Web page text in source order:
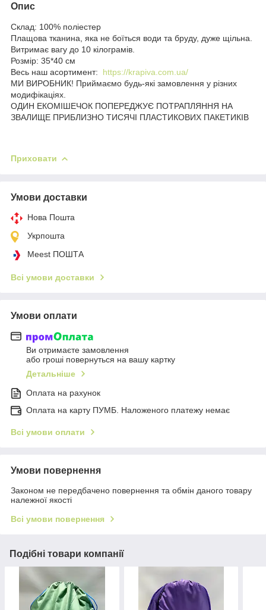
Опис
Склад: 100% поліестер
Плащова тканина, яка не боїться води та бруду, дуже щільна.
Витримає вагу до 10 кілограмів.
Розмір: 35*40 см
Весь наш асортимент: https://krapiva.com.ua/
МИ ВИРОБНИК! Приймаємо будь-які замовлення у різних
модифікаціях.
ОДИН ЕКОМІШЕЧОК ПОПЕРЕДЖУЄ ПОТРАПЛЯННЯ НА
ЗВАЛИЩЕ ПРИБЛИЗНО ТИСЯЧІ ПЛАСТИКОВИХ ПАКЕТИКІВ
Приховати
Умови доставки
Нова Пошта
Укрпошта
Meest ПОШТА
Всі умови доставки
Умови оплати
Ви отримаєте замовлення
або гроші повернуться на вашу картку
Детальніше
Оплата на рахунок
Оплата на карту ПУМБ. Наложеного платежу немає
Всі умови оплати
Умови повернення
Законом не передбачено повернення та обмін даного товару
належної якості
Всі умови повернення
Подібні товари компанії